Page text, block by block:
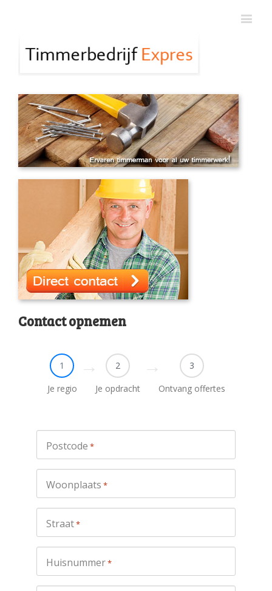
Contact opnemen
1
Je regio
2
Je opdracht
3
Ontvang offertes
Postcode *
Woonplaats *
Straat*
Huisnummer*